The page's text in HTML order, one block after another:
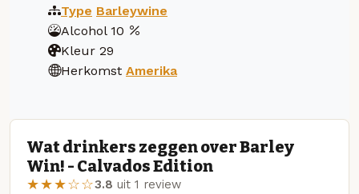
Type Barleywine
Alcohol 10
Kleur 29
Herkomst Amerika
Wat drinkers zeggen over Barley
Win! - Calvados Edition
★★★☆☆3.8 uit 1 review